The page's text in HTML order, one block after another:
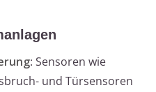
: Sensoren wie
und Türsensoren